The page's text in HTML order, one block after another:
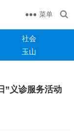
菜单
社会
玉山
”义诊服务活动